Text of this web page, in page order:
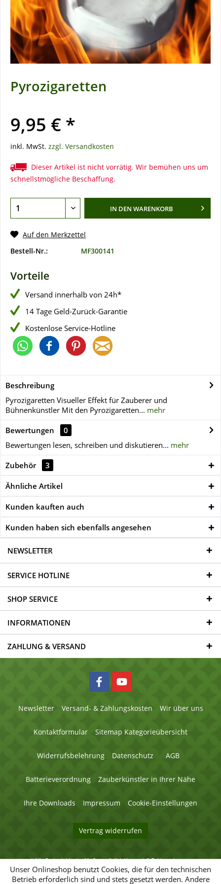
Pyrozigaretten
9,95 € *
inkl. MwSt. zzgl. Versandkosten
Dieser Artikel ist nicht vorrätig. Wir bemühen uns um
schnellstmögliche Beschaffung.
IN DEN WARENKORB
Auf den Merkzettel
Bestell-Nr.:
MF300141
Vorteile
Versand innerhalb von 24h*
14 Tage Geld-Zurück-Garantie
Kostenlose Service-Hotline
Beschreibung
Pyrozigaretten Visueller Effekt für Zauberer und
Bühnenkünstler Mit den Pyrozigaretten... mehr
Bewertungen
0
Bewertungen lesen, schreiben und diskutieren... mehr
Zubehör 3
Ähnliche Artikel
Kunden kauften auch
Kunden haben sich ebenfalls angesehen
NEWSLETTER
SERVICE HOTLINE
SHOP SERVICE
INFORMATIONEN
ZAHLUNG & VERSAND
Newsletter Versand- & Zahlungskosten Wir über uns
Kontaktformular Sitemap Kategorieübersicht
Widerrufsbelehrung Datenschutz AGB
Batterieverordnung Zauberkünstler in Ihrer Nähe
Ihre Downloads Impressum Cookie-Einstellungen
Vertrag widerrufen
* Alle Preise inklusive MwSt. zuzüglichVersand- & Zahlungskosten.
© 2026 Magic Factory - Alle Rechte vorbehalten.
Umsetzung
Unser Onlineshop benutzt Cookies, die für den technischen
Betrieb erforderlich sind und stets gesetzt werden. Andere